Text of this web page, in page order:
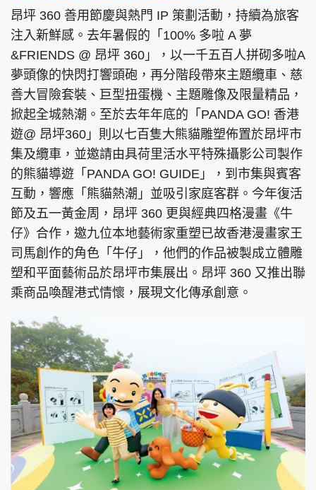
昂坪 360 善用節慶與熱門 IP 策劃活動，持續為旅客
注入新鮮感。去年暑假的「100% 多啦 A 夢
&FRIENDS @ 昂坪 360」，以一千五百人拼砌多啦A
夢頭像的快閃打響頭砲，再分階段帶來主題纜車、慈
善大冒險套裝、巨型扭蛋機、主題雕像及限量精品，
掀起全城熱潮。至於去年年底的「PANDA GO! 香港
遊@ 昂坪360」則以七百隻大熊貓雕塑佈置於昂坪市
集及纜車，並邀請由具荷里活水平特殊攝影公司製作
的熊貓導遊「PANDA GO! GUIDE」，到市集與賓客
互動，響應「熊貓熱潮」並吸引家庭客群。今年復活
節及五一黃金周，昂坪 360 更與經典四格漫畫《牛
仔》合作，邀九位本地藝術家重塑已故香港漫畫家王
司馬創作的角色「牛仔」，他們的作品被製成立體雕
塑和平面藝術品於昂坪市集展出。昂坪 360 又推出聯
乘商品喚醒港式情懷，展現文化傳承創意。